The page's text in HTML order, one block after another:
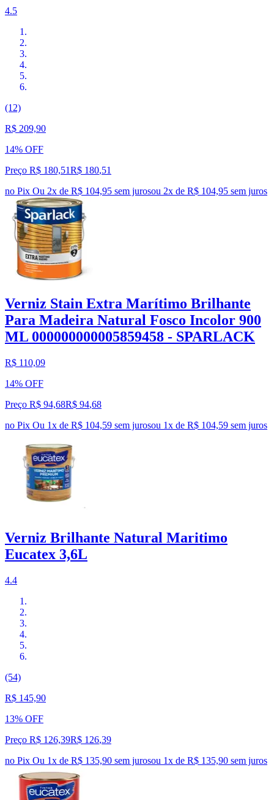
4.5
(12)
R$ 209,90
14% OFF
Preço R$ 180,51R$ 180,51
no Pix Ou 2x de R$ 104,95 sem jurosou 2x de R$ 104,95 sem juros
Verniz Stain Extra Marítimo Brilhante
Para Madeira Natural Fosco Incolor 900
ML 000000000005859458 - SPARLACK
R$ 110,09
14% OFF
Preço R$ 94,68R$ 94,68
no Pix Ou 1x de R$ 104,59 sem jurosou 1x de R$ 104,59 sem juros
Verniz Brilhante Natural Maritimo
Eucatex 3,6L
4.4
(54)
R$ 145,90
13% OFF
Preço R$ 126,39R$ 126,39
no Pix Ou 1x de R$ 135,90 sem jurosou 1x de R$ 135,90 sem juros